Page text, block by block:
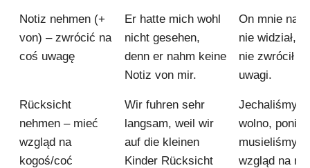
Notiz nehmen (+
von) – zwrócić na
coś uwagę
Er hatte mich wohl
nicht gesehen,
denn er nahm keine
Notiz von mir.
On mnie
nie widział,
nie zwrócił
uwagi.
Rücksicht
nehmen – mieć
wzgląd na
kogoś/coć
Wir fuhren sehr
langsam, weil wir
auf die kleinen
Kinder Rücksicht
Jechaliśmy
wolno,
musieliśmy
wzgląd na